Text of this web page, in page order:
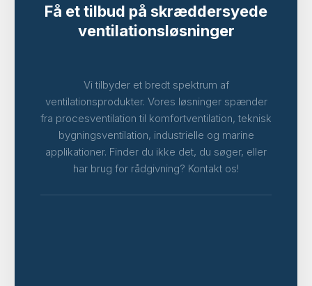
Få et tilbud på skræddersyede
ventilationsløsninger
Vi tilbyder et bredt spektrum af
ventilationsprodukter. Vores løsninger spænder
fra procesventilation til komfortventilation, teknisk
bygningsventilation, industrielle og marine
applikationer. Finder du ikke det, du søger, eller
har brug for rådgivning? Kontakt os!